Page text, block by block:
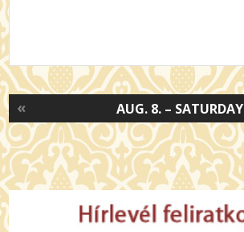
AUG. 8. – SATURDAY
«